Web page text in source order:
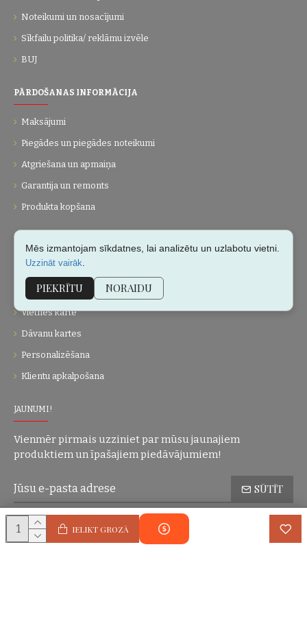
IELIKT GROZĀ
Noteikumi un nosacījumi
Sīkfailu politika/ reklāmu izvēle
BUJ
PĀRDOŠANAS INFORMĀCIJA
Maksājumi
Piegādes un piegādes noteikumi
Atgriešana un apmaiņa
Garantija un remonts
Produkta kopšana
Kontakti
Vietnes karte
Dāvanu kartes
Personalizēšana
Klientu apkalpošana
JAUNUMI!
Vienmēr pirmais uzziniet par mūsu jaunajiem
produktiem un īpašajiem piedāvājumiem!
SŪTĪT
Esmu iepazinies(-usies) ar sadaļu Konfidencialitātes politika
piekrītu visiem minētajiem noteikumiem
Mēs izmantojam sīkdatnes, lai analizētu un uzlabotu vietni.
Uzzināt vairāk
PIEKRĪTU NORAIDU